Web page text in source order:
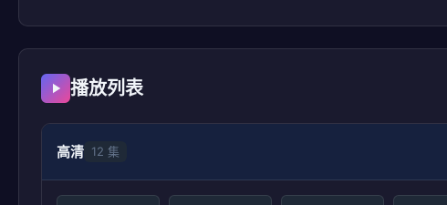
播放列表
高清 12 集